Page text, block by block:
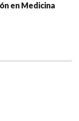
en Medicina